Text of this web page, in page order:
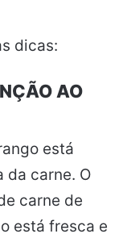
dicas:
AO
está
da carne. O
carne de
está fresca e